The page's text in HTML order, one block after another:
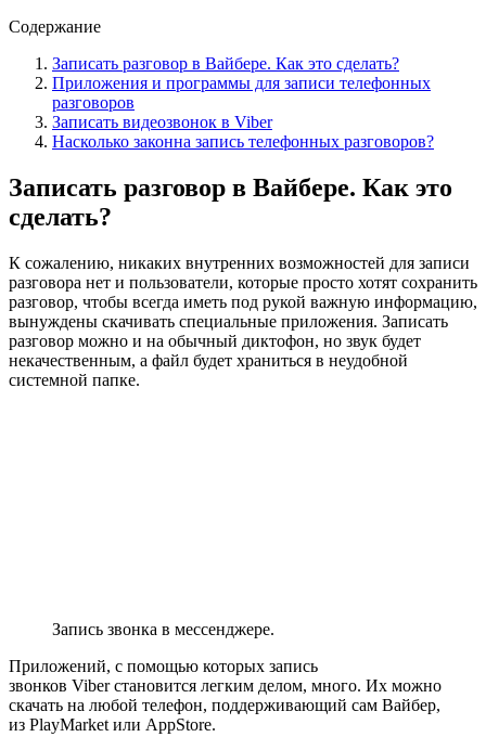
Содержание
Записать разговор в Вайбере. Как это сделать?
Приложения и программы для записи телефонных
разговоров
Записать видеозвонок в Viber
Насколько законна запись телефонных разговоров?
Записать разговор в Вайбере. Как это
сделать?
К сожалению, никаких внутренних возможностей для записи
разговора нет и пользователи, которые просто хотят сохранить
разговор, чтобы всегда иметь под рукой важную информацию,
вынуждены скачивать специальные приложения. Записать
разговор можно и на обычный диктофон, но звук будет
некачественным, а файл будет храниться в неудобной
системной папке.
Запись звонка в мессенджере.
Приложений, с помощью которых запись
звонков Viber становится легким делом, много. Их можно
скачать на любой телефон, поддерживающий сам Вайбер,
из PlayMarket или AppStore.